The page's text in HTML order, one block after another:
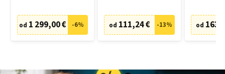
od 1 299,00 € -6% od 111,24 € -13% od